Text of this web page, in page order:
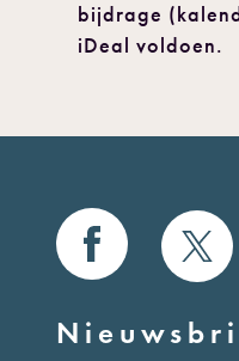
bijdrage
iDeal voldoen.